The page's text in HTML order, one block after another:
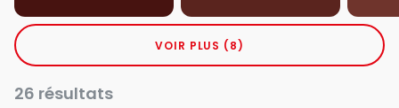
VOIR PLUS (8)
26 résultats